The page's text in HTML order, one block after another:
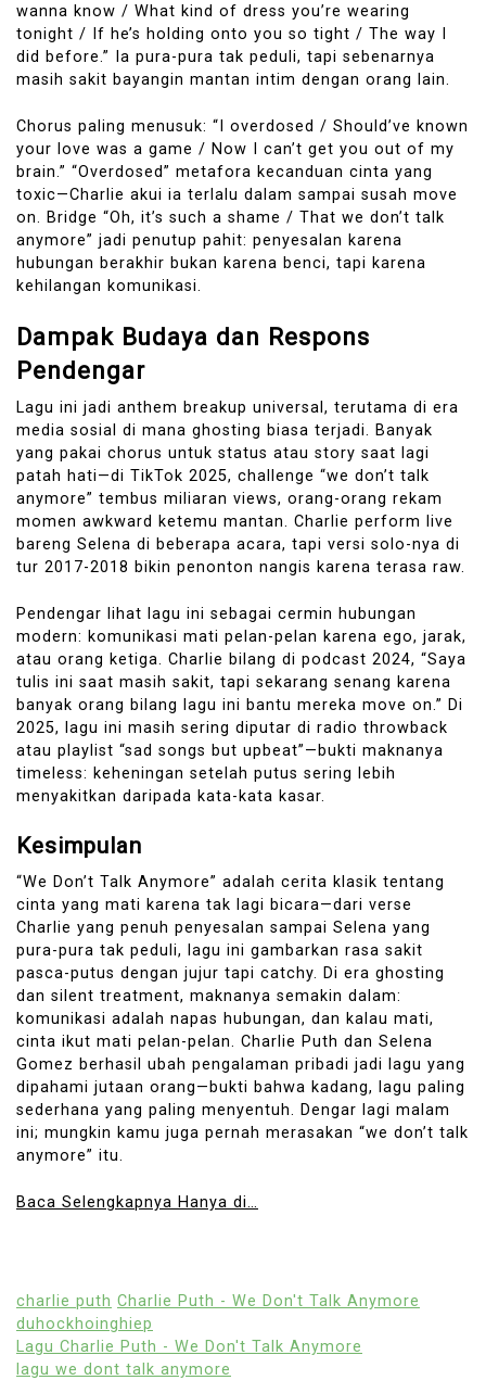
wanna know / What kind of dress you’re wearing
tonight / If he’s holding onto you so tight / The way I
did before.” Ia pura-pura tak peduli, tapi sebenarnya
masih sakit bayangin mantan intim dengan orang lain.
Chorus paling menusuk: “I overdosed / Should’ve known
your love was a game / Now I can’t get you out of my
brain.” “Overdosed” metafora kecanduan cinta yang
toxic—Charlie akui ia terlalu dalam sampai susah move
on. Bridge “Oh, it’s such a shame / That we don’t talk
anymore” jadi penutup pahit: penyesalan karena
hubungan berakhir bukan karena benci, tapi karena
kehilangan komunikasi.
Dampak Budaya dan Respons
Pendengar
Lagu ini jadi anthem breakup universal, terutama di era
media sosial di mana ghosting biasa terjadi. Banyak
yang pakai chorus untuk status atau story saat lagi
patah hati—di TikTok 2025, challenge “we don’t talk
anymore” tembus miliaran views, orang-orang rekam
momen awkward ketemu mantan. Charlie perform live
bareng Selena di beberapa acara, tapi versi solo-nya di
tur 2017-2018 bikin penonton nangis karena terasa raw.
Pendengar lihat lagu ini sebagai cermin hubungan
modern: komunikasi mati pelan-pelan karena ego, jarak,
atau orang ketiga. Charlie bilang di podcast 2024, “Saya
tulis ini saat masih sakit, tapi sekarang senang karena
banyak orang bilang lagu ini bantu mereka move on.” Di
2025, lagu ini masih sering diputar di radio throwback
atau playlist “sad songs but upbeat”—bukti maknanya
timeless: keheningan setelah putus sering lebih
menyakitkan daripada kata-kata kasar.
Kesimpulan
“We Don’t Talk Anymore” adalah cerita klasik tentang
cinta yang mati karena tak lagi bicara—dari verse
Charlie yang penuh penyesalan sampai Selena yang
pura-pura tak peduli, lagu ini gambarkan rasa sakit
pasca-putus dengan jujur tapi catchy. Di era ghosting
dan silent treatment, maknanya semakin dalam:
komunikasi adalah napas hubungan, dan kalau mati,
cinta ikut mati pelan-pelan. Charlie Puth dan Selena
Gomez berhasil ubah pengalaman pribadi jadi lagu yang
dipahami jutaan orang—bukti bahwa kadang, lagu paling
sederhana yang paling menyentuh. Dengar lagi malam
ini; mungkin kamu juga pernah merasakan “we don’t talk
anymore” itu.
Baca Selengkapnya Hanya di…
charlie puth Charlie Puth - We Don't Talk Anymore
duhockhoinghiep
Lagu Charlie Puth - We Don't Talk Anymore
lagu we dont talk anymore